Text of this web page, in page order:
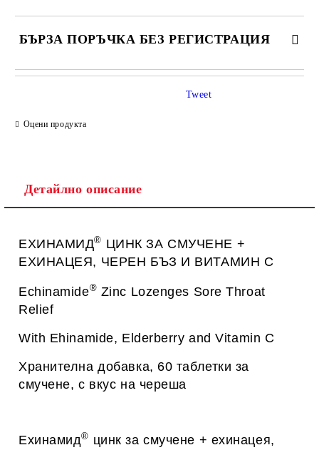
БЪРЗА ПОРЪЧКА БЕЗ РЕГИСТРАЦИЯ
САМО ПОПЪЛНЕТЕ 1 ПОЛЕ
Ние ще се свържем с вас в рамките на работния ден.
Оцени продукта
Tweet
Детайлно описание
ЕХИНАМИД® ЦИНК ЗА СМУЧЕНЕ +
ЕХИНАЦЕЯ, ЧЕРЕН БЪЗ И ВИТАМИН С
Echinamide® Zinc Lozenges Sore Throat
Relief
With Ehinamide, Elderberry and Vitamin C
Хранителна добавка, 60 таблетки за
смучене, с вкус на череша
Ехинамид® цинк за смучене + ехинацея,